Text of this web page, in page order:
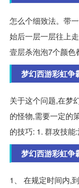
怎么个细致法。带
始后一层一层往上
壹层杀泡泡7个颜色
梦幻西游彩虹争
关于这个问题,在梦
的怪物,需要一定的
的技巧: 1. 群攻技能
梦幻西游彩虹争
1、 在规定时间内,